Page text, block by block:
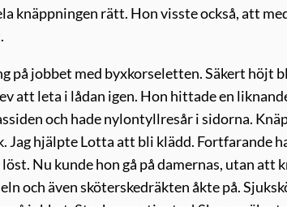
knäppningen rätt. Hon visste också, att
på jobbet med byxkorseletten. Säkert höjt
att leta i lådan igen. Hon hittade en
och hade nylontyllresår i sidorna.
Jag hjälpte Lotta att bli klädd. Fortfarande
Nu kunde hon gå på damernas, utan att
och även sköterskedräkten åkte på.